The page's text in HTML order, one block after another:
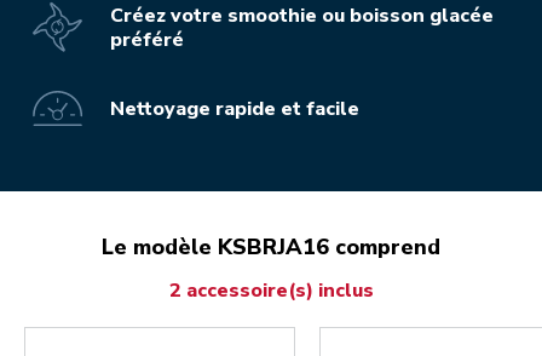
Créez votre smoothie ou boisson glacée
préféré
Nettoyage rapide et facile
Le modèle KSBRJA16 comprend
2 accessoire(s) inclus